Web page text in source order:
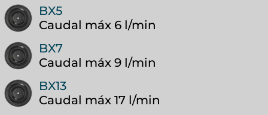
BX5
Caudal máx 6 l/min
BX7
Caudal máx 9 l/min
BX13
Caudal máx 17 l/min